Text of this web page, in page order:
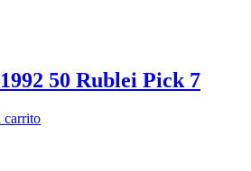
50 Rublei Pick 7
carrito